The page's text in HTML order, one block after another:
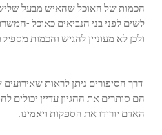
הכמות של האוכל שהאיש מבעל
לשים לפני בני הנביאים כאוכל -
ולכן לא מעוניין להגיש והכמות
דרך הסיפורים ניתן לראות
הם סותרים את ההגיון עדיין יכולים
האדם יורידו את הספקות ויאמינו.